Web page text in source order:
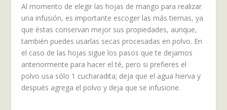
Al momento de elegir las hojas de mango para realizar
una infusión, es importante escoger las más tiernas, ya
que éstas conservan mejor sus propiedades, aunque,
también puedes usarlas secas procesadas en polvo. En
el caso de las hojas sigue los pasos que te dejamos
anteriormente para hacer el té, pero si prefieres el
polvo usa sólo 1 cucharadita; deja que el agua hierva y
después agrega el polvo y deja que se infusione.